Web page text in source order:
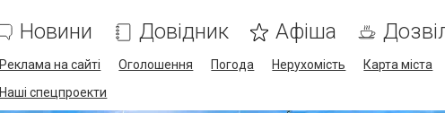
Новини Довідник Афіша
Реклама на сайті Оголошення Погода Нерухомість Карта міста
Наші спецпроекти